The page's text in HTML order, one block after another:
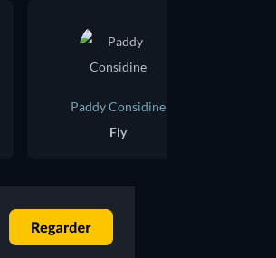
Paddy Considine
Fly